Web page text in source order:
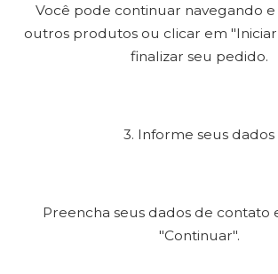
Você pode continuar navegando
outros produtos ou clicar em
finalizar seu pedido.
3. Informe seus dados
Preencha seus dados de contato
"Continuar".